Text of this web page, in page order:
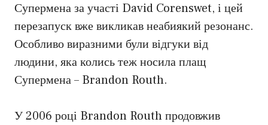
Супермена за участі David Corenswet, і цей
перезапуск вже викликав неабиякий резонанс.
Особливо виразними були відгуки від
людини, яка колись теж носила плащ
Супермена – Brandon Routh.
У 2006 році Brandon Routh продовжив